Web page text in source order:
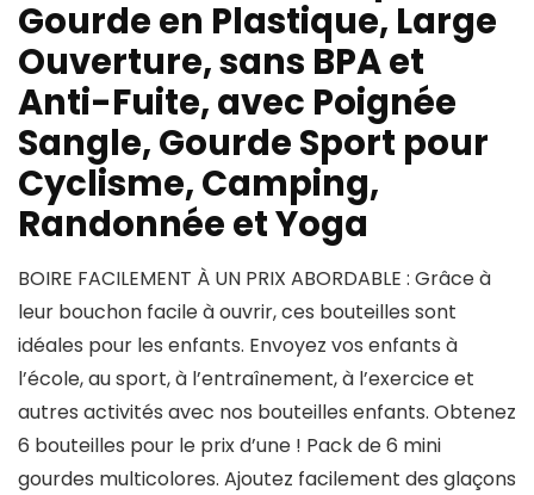
Gourde en Plastique, Large
Ouverture, sans BPA et
Anti-Fuite, avec Poignée
Sangle, Gourde Sport pour
Cyclisme, Camping,
Randonnée et Yoga
BOIRE FACILEMENT À UN PRIX ABORDABLE : Grâce à
leur bouchon facile à ouvrir, ces bouteilles sont
idéales pour les enfants. Envoyez vos enfants à
l’école, au sport, à l’entraînement, à l’exercice et
autres activités avec nos bouteilles enfants. Obtenez
6 bouteilles pour le prix d’une ! Pack de 6 mini
gourdes multicolores. Ajoutez facilement des glaçons